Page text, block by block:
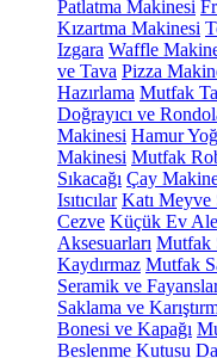
Patlatma Makinesi
Kızartma Makinesi
Izgara Waffle
ve Tava Pizza
Hazırlama Mutfak
Doğrayıcı ve
Makinesi Hamur
Makinesi Mutfak
Sıkacağı Çay
Isıtıcılar Katı Meyve
Cezve Küçük Ev
Aksesuarları Mutfak
Kaydırmaz Mutfak
Seramik ve
Saklama ve
Bonesi ve Kapağı
Beslenme Kutusu